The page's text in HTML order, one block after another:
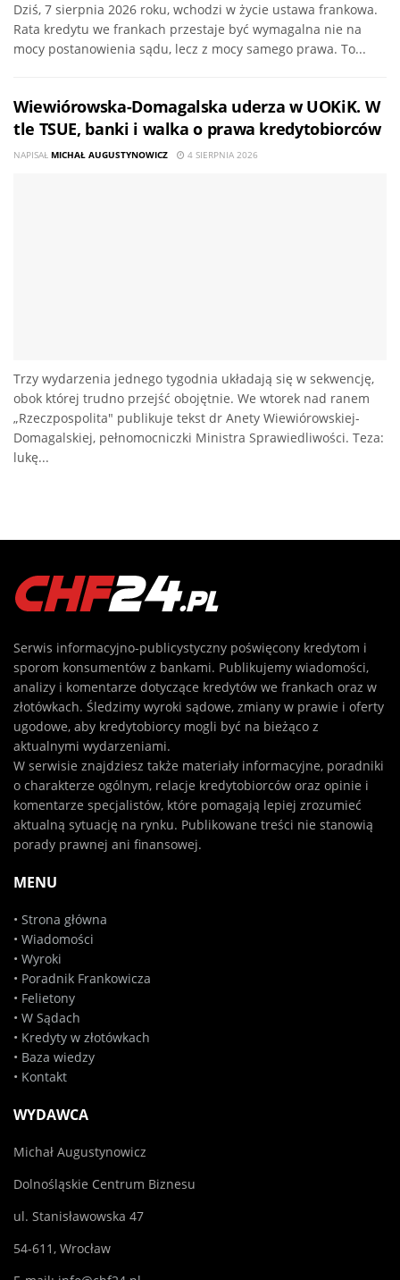
Dziś, 7 sierpnia 2026 roku, wchodzi w życie ustawa frankowa.
Rata kredytu we frankach przestaje być wymagalna nie na
mocy postanowienia sądu, lecz z mocy samego prawa. To...
Wiewiórowska-Domagalska uderza w UOKiK. W
tle TSUE, banki i walka o prawa kredytobiorców
NAPISAŁ MICHAŁ AUGUSTYNOWICZ 4 SIERPNIA 2026
Trzy wydarzenia jednego tygodnia układają się w sekwencję,
obok której trudno przejść obojętnie. We wtorek nad ranem
„Rzeczpospolita" publikuje tekst dr Anety Wiewiórowskiej-
Domagalskiej, pełnomocniczki Ministra Sprawiedliwości. Teza:
lukę...
Serwis informacyjno-publicystyczny poświęcony kredytom i
sporom konsumentów z bankami. Publikujemy wiadomości,
analizy i komentarze dotyczące kredytów we frankach oraz w
złotówkach. Śledzimy wyroki sądowe, zmiany w prawie i oferty
ugodowe, aby kredytobiorcy mogli być na bieżąco z
aktualnymi wydarzeniami.
W serwisie znajdziesz także materiały informacyjne, poradniki
o charakterze ogólnym, relacje kredytobiorców oraz opinie i
komentarze specjalistów, które pomagają lepiej zrozumieć
aktualną sytuację na rynku. Publikowane treści nie stanowią
porady prawnej ani finansowej.
MENU
• Strona główna
• Wiadomości
• Wyroki
• Poradnik Frankowicza
• Felietony
• W Sądach
• Kredyty w złotówkach
• Baza wiedzy
• Kontakt
WYDAWCA
Michał Augustynowicz
Dolnośląskie Centrum Biznesu
ul. Stanisławowska 47
54-611, Wrocław